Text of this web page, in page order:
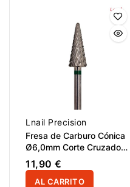
controlada, corrección y
Lnail Precision
Fresa de Carburo Cónica
Ø6,0mm Corte Cruzado
Grueso Super Cut – LT
14,6mm
11,90 €
AL CARRITO